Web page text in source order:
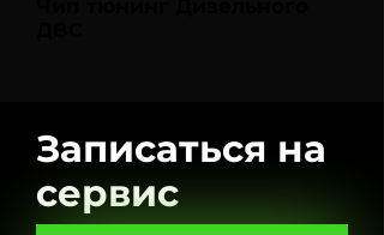
Записаться на
сервис